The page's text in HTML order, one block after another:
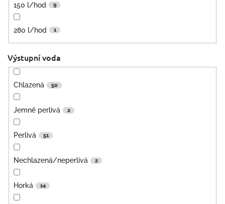
150 l/hod 9
280 l/hod 1
Výstupní voda
Chlazená 50
Jemně perlivá 2
Perlivá 51
Nechlazená/neperlivá 2
Horká 14